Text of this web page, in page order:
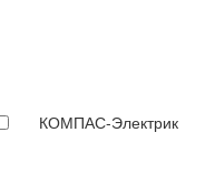
КОМПАС-Электрик